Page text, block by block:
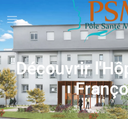
Skip
main
content
Découvrir